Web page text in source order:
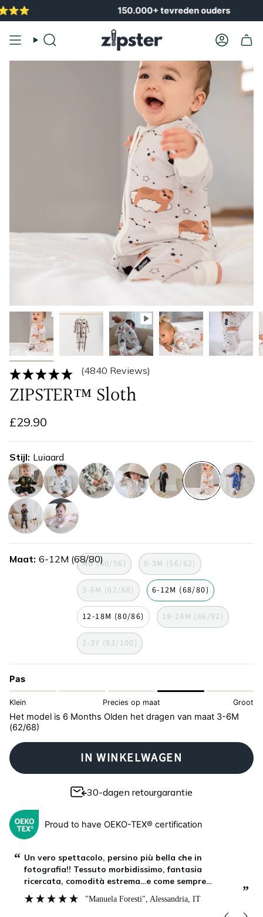
Overslaan
naar
150.000+ tevreden ouders
Zoek
Account
(4840 Reviews)
ZIPSTER™ Sloth
£29.90
Stijl Luiaard
cheetah
grazende-
zebra
luiaard
Maat 6-12M (68/80)NB (50/56) 0-3M (56/62)
3-6M (62/68) 6-12M (68/80)
12-18M (80/86) 18-24M (86/92)
2-3Y (92/100)
Pas
Klein Precies op maat Groot
Het model is 6 Months Olden het dragen van maat 3-6M
(62/68)
IN WINKELWAGEN
30-dagen retourgarantie
Proud to have OEKO-TEX® certification
“
”
I love how comfortable and stretchy the material is,
giving my baby plenty of room to move. It’s easy to
care for, durable, and feels premium. We reach for
this one all the time, highly recommend!
"Joana ", Paris, FR